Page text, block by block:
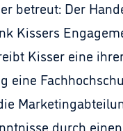
betreut: Der
Kissers
Kisser eine
eine
durch